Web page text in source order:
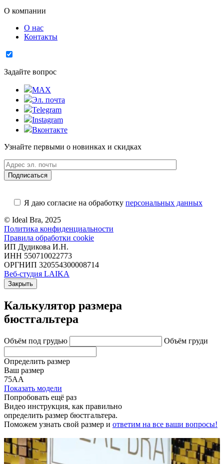
О компании
О нас
Контакты
Задайте вопрос
MAX
Эл. почта
Telegram
Instagram
Вконтакте
Узнайте первыми о новинках и скидках
Я даю согласие на обработку персональных данных
© Ideal Bra, 2025
Политика конфиденциальности
Правила обработки cookie
ИП Дудикова И.Н.
ИНН 550710022773
ОРГНИП 320554300008714
Веб-студия LAIKA
Закрыть
Калькулятор размера
бюстгальтера
Объём под грудью Объём груди
Определить размер
Ваш размер
75АА
Показать модели
Попробовать ещё раз
Видео инструкция, как правильно
определить размер бюстгальтера.
Поможем узнать свой размер и ответим на все ваши вопросы!